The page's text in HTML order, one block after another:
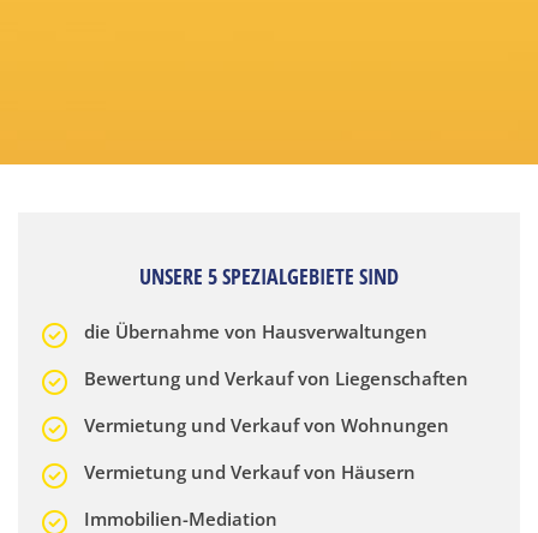
UNSERE 5 SPEZIALGEBIETE SIND
die Übernahme von Hausverwaltungen
Bewertung und Verkauf von Liegenschaften
Vermietung und Verkauf von Wohnungen
Vermietung und Verkauf von Häusern
Immobilien-Mediation